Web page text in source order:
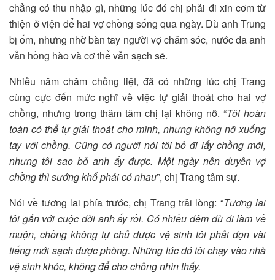
chẳng có thu nhập gì, những lúc đó chị phải đi xin cơm từ
thiện ở viện để hai vợ chồng sống qua ngày. Dù anh Trung
bị ốm, nhưng nhờ bàn tay người vợ chăm sóc, nước da anh
vẫn hồng hào và cơ thể vẫn sạch sẽ.
Nhiều năm chăm chồng liệt, đã có những lúc chị Trang
cùng cực đến mức nghĩ về việc tự giải thoát cho hai vợ
chồng, nhưng trong thâm tâm chị lại không nỡ. “Tôi hoàn
toàn có thể tự giải thoát cho mình, nhưng không nỡ xuống
tay với chồng. Cũng có người nói tôi bỏ đi lấy chồng mới,
nhưng tôi sao bỏ anh ấy được. Một ngày nên duyên vợ
chồng thì sướng khổ phải có nhau”, chị Trang tâm sự.
Nói về tương lai phía trước, chị Trang trải lòng: “Tương lai
tôi gắn với cuộc đời anh ấy rồi. Có nhiều đêm dù đi làm về
muộn, chồng không tự chủ được vệ sinh tôi phải dọn vài
tiếng mới sạch được phòng. Những lúc đó tôi chạy vào nhà
vệ sinh khóc, không để cho chồng nhìn thấy.